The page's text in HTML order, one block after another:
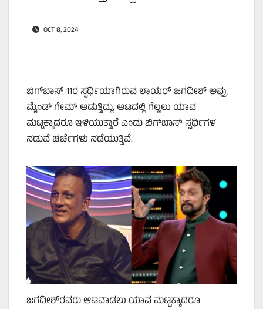
OCT 8, 2024
ಬಿಗ್‌ಬಾಸ್‌ 11ರ ಸ್ಪರ್ಧಿಯಾಗಿರುವ ಲಾಯರ್‌ ಜಗದೀಶ್‌ ಅವ್ರು
ಮೈಂಡ್‌ ಗೇಮ್‌ ಆಡುತ್ತಿದ್ದು, ಆಟದಲ್ಲಿ ಗೆಲ್ಲಲು ಯಾವ
ಮಟ್ಟಕ್ಕಾದರೂ ಇಳಿಯುತ್ತಾರೆ ಎಂದು ಬಿಗ್‌ಬಾಸ್‌ ಸ್ಪರ್ಧಿಗಳ
ನಡುವೆ ಚರ್ಚೆಗಳು ನಡೆಯುತ್ತಿವೆ.
ಜಗದೀಶ್‌ರವರು ಆಟವಾಡಲು ಯಾವ ಮಟ್ಟಕ್ಕಾದರೂ